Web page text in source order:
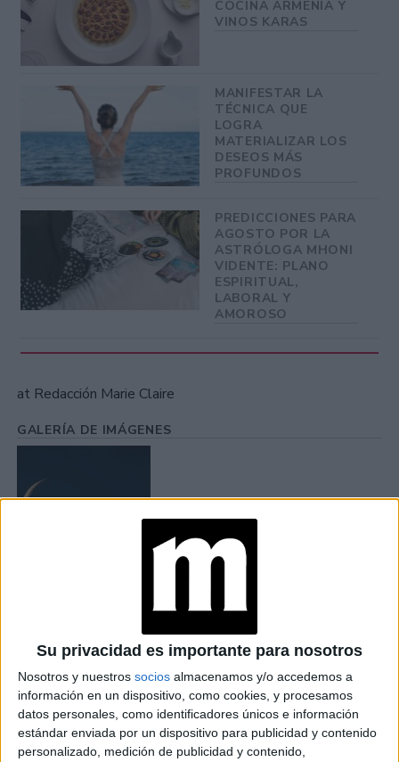
Su privacidad es importante para nosotros
Nosotros y nuestros socios almacenamos y/o accedemos a
información en un dispositivo, como cookies, y procesamos
datos personales, como identificadores únicos e información
estándar enviada por un dispositivo para publicidad y contenido
personalizado, medición de publicidad y contenido,
COCINA ARMENIA Y
VINOS KARAS
MANIFESTAR LA
TÉCNICA QUE
LOGRA
MATERIALIZAR LOS
DESEOS MÁS
PROFUNDOS
PREDICCIONES PARA
AGOSTO POR LA
ASTRÓLOGA MHONI
VIDENTE: PLANO
ESPIRITUAL,
LABORAL Y
AMOROSO
at Redacción Marie Claire
GALERÍA DE IMÁGENES
Contenidos exclusivos
Sorteos
Descuentos en publicaciones
Participación en los eventos organizados por
Editorial Perfil.